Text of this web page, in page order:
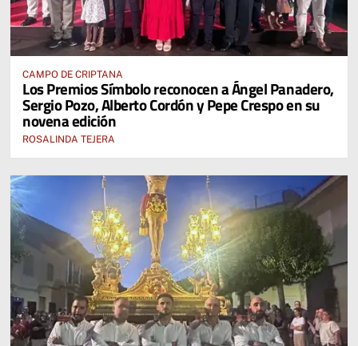
CAMPO DE CRIPTANA
Los Premios Símbolo reconocen a Ángel Panadero,
Sergio Pozo, Alberto Cordón y Pepe Crespo en su
novena edición
ROSALINDA TEJERA